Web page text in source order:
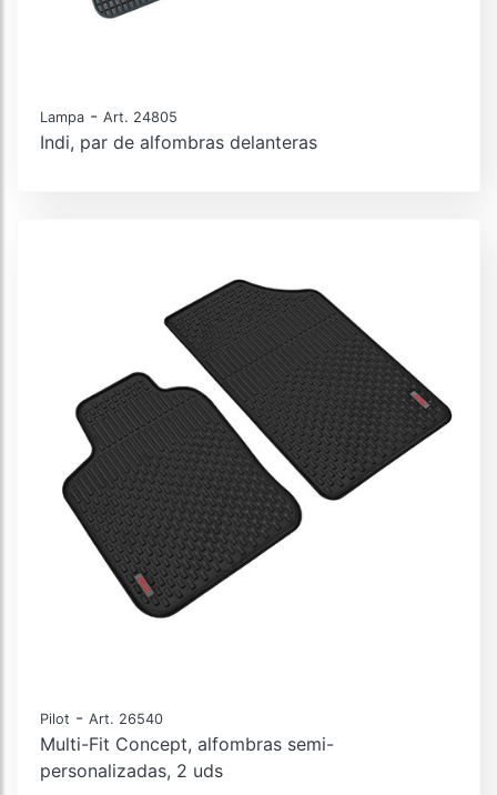
Lampa - Art. 24805
Indi, par de alfombras delanteras
Pilot - Art. 26540
Multi-Fit Concept, alfombras semi-
personalizadas, 2 uds